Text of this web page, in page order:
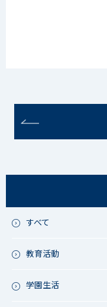
すべて
教育活動
教育活動（高校）
学園生活